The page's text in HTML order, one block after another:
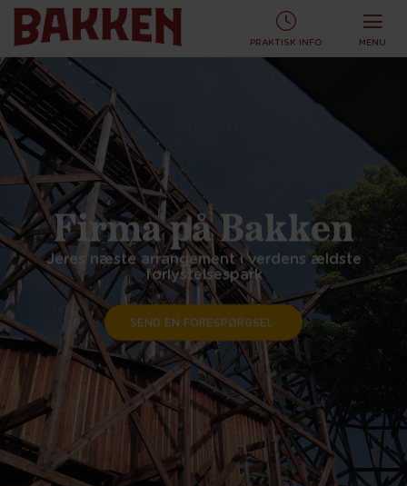
Firma på Bakken
Jeres næste arrangement i verdens ældste
forlystelsespark
SEND EN FORESPØRGSEL
PRAKTISK INFO MENU